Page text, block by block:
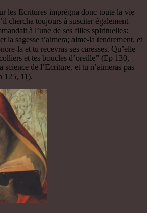
les Ecritures imprégna donc toute la vie
chercha toujours à susciter également
à l’une de ses filles spirituelles:
la sagesse t’aimera; aime-la tendrement, et
la et tu recevras ses caresses. Qu’elle
et tes boucles d’oreille” (Ep 130,
de l’Ecriture, et tu n’aimeras pas
125, 11).